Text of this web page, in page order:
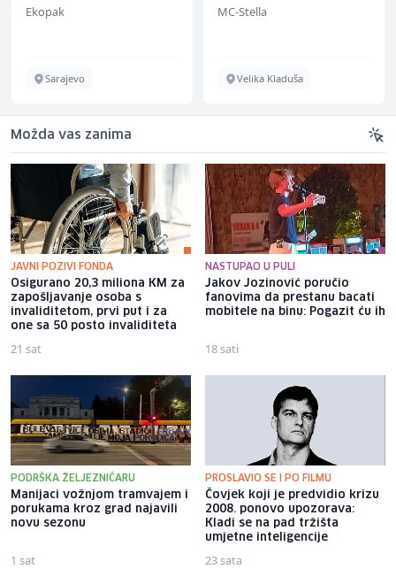
Ekopak
Sarajevo
MC-Stella
Velika Kladuša
Možda vas zanima
JAVNI POZIVI FONDA
Osigurano 20,3 miliona KM za
zapošljavanje osoba s
invaliditetom, prvi put i za
one sa 50 posto invaliditeta
21 sat
NASTUPAO U PULI
Jakov Jozinović poručio
fanovima da prestanu bacati
mobitele na binu: Pogazit ću ih
18 sati
PODRŠKA ŽELJEZNIČARU
Manijaci vožnjom tramvajem i
porukama kroz grad najavili
novu sezonu
1 sat
PROSLAVIO SE I PO FILMU
Čovjek koji je predvidio krizu
2008. ponovo upozorava:
Kladi se na pad tržišta
umjetne inteligencije
23 sata